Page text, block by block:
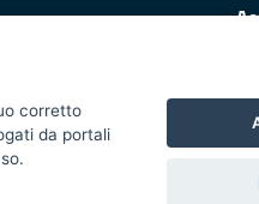
corretto
da portali